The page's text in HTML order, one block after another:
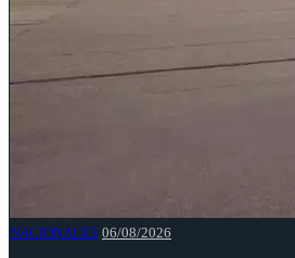
NACIONALES 06/08/2026